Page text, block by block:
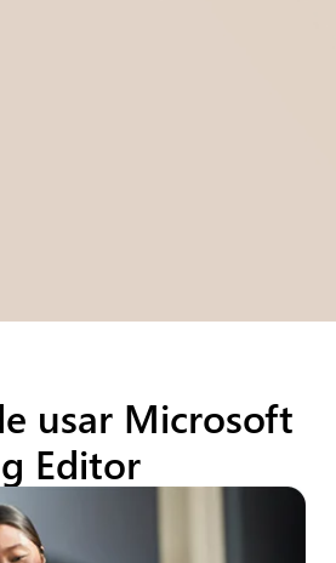
usar Microsoft
Editor